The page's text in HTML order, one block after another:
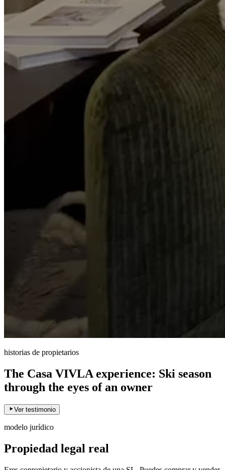
historias de propietarios
The Casa VIVLA experience: Ski season
through the eyes of an owner
Ver testimonio
modelo jurídico
Propiedad legal real